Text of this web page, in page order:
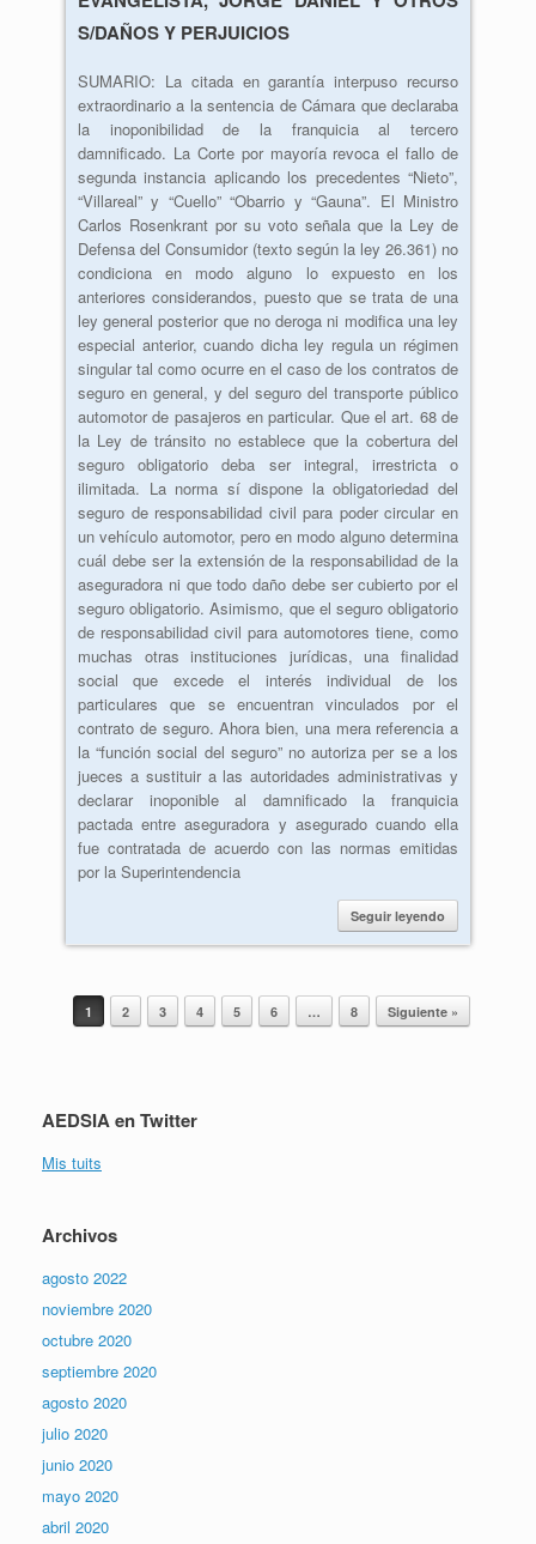
S/DAÑOS Y PERJUICIOS
SUMARIO: La citada en garantía interpuso recurso
extraordinario a la sentencia de Cámara que declaraba
la inoponibilidad de la franquicia al tercero
damnificado. La Corte por mayoría revoca el fallo de
segunda instancia aplicando los precedentes “Nieto”,
“Villareal” y “Cuello” “Obarrio y “Gauna”. El Ministro
Carlos Rosenkrant por su voto señala que la Ley de
Defensa del Consumidor (texto según la ley 26.361) no
condiciona en modo alguno lo expuesto en los
anteriores considerandos, puesto que se trata de una
ley general posterior que no deroga ni modifica una ley
especial anterior, cuando dicha ley regula un régimen
singular tal como ocurre en el caso de los contratos de
seguro en general, y del seguro del transporte público
automotor de pasajeros en particular. Que el art. 68 de
la Ley de tránsito no establece que la cobertura del
seguro obligatorio deba ser integral, irrestricta o
ilimitada. La norma sí dispone la obligatoriedad del
seguro de responsabilidad civil para poder circular en
un vehículo automotor, pero en modo alguno determina
cuál debe ser la extensión de la responsabilidad de la
aseguradora ni que todo daño debe ser cubierto por el
seguro obligatorio. Asimismo, que el seguro obligatorio
de responsabilidad civil para automotores tiene, como
muchas otras instituciones jurídicas, una finalidad
social que excede el interés individual de los
particulares que se encuentran vinculados por el
contrato de seguro. Ahora bien, una mera referencia a
la “función social del seguro” no autoriza per se a los
jueces a sustituir a las autoridades administrativas y
declarar inoponible al damnificado la franquicia
pactada entre aseguradora y asegurado cuando ella
fue contratada de acuerdo con las normas emitidas
por la Superintendencia
Seguir leyendo
Post navigation
1 2 3 4 5 6 … 8 Siguiente »
AEDSIA en Twitter
Mis tuits
Archivos
agosto 2022
noviembre 2020
octubre 2020
septiembre 2020
agosto 2020
julio 2020
junio 2020
mayo 2020
abril 2020